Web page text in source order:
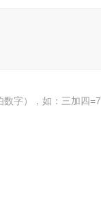
字），如：三加四=7